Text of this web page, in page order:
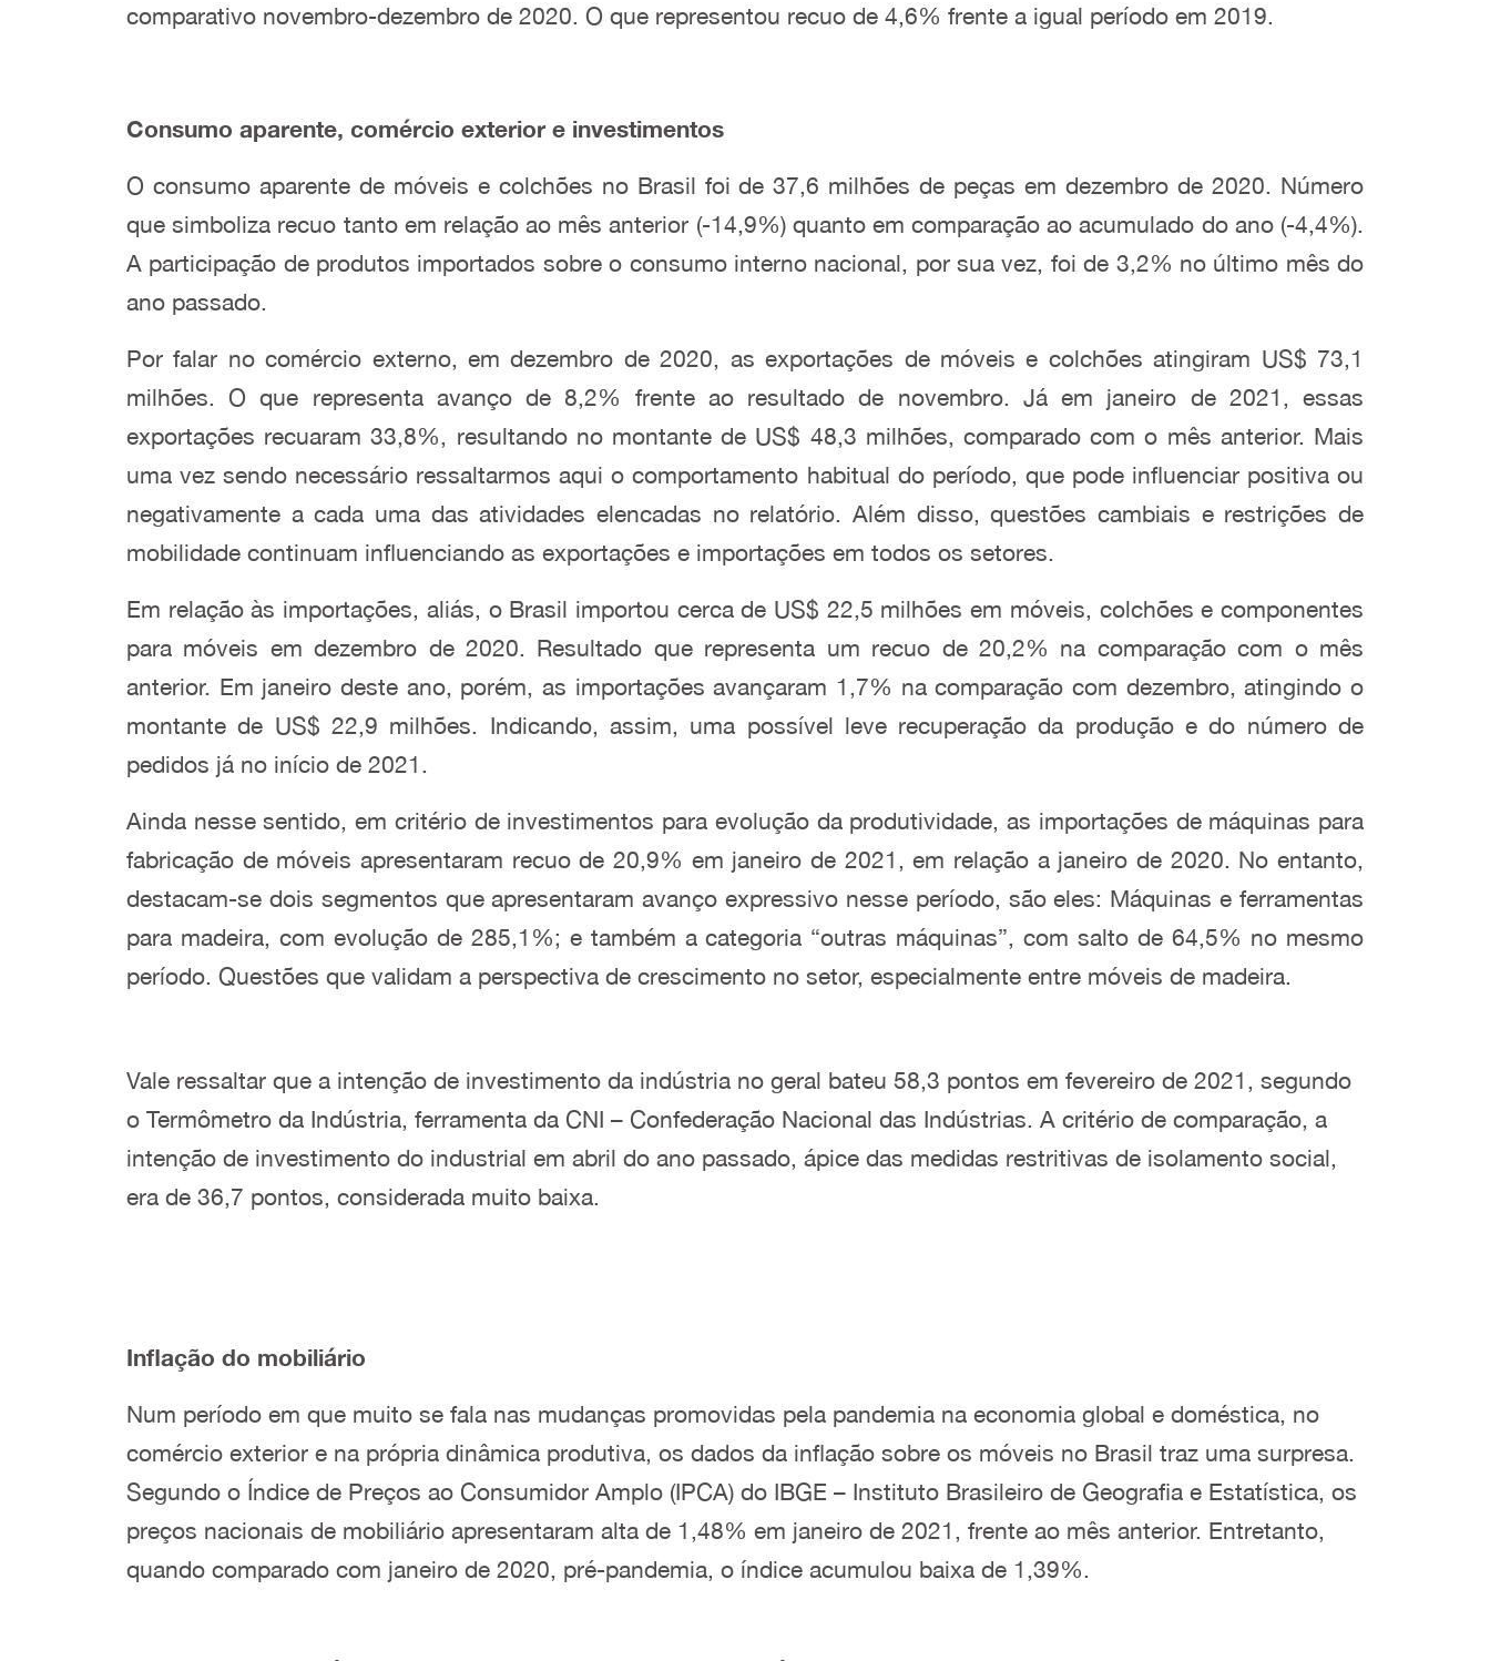
comparativo novembro-dezembro de 2020. O que representou recuo de 4,6% frente a igual período em 2019.
Consumo aparente, comércio exterior e investimentos
O consumo aparente de móveis e colchões no Brasil foi de 37,6 milhões de peças em dezembro de 2020. Número
que simboliza recuo tanto em relação ao mês anterior (-14,9%) quanto em comparação ao acumulado do ano (-4,4%).
A participação de produtos importados sobre o consumo interno nacional, por sua vez, foi de 3,2% no último mês do
ano passado.
Por falar no comércio externo, em dezembro de 2020, as exportações de móveis e colchões atingiram US$ 73,1
milhões. O que representa avanço de 8,2% frente ao resultado de novembro. Já em janeiro de 2021, essas
exportações recuaram 33,8%, resultando no montante de US$ 48,3 milhões, comparado com o mês anterior. Mais
uma vez sendo necessário ressaltarmos aqui o comportamento habitual do período, que pode influenciar positiva ou
negativamente a cada uma das atividades elencadas no relatório. Além disso, questões cambiais e restrições de
mobilidade continuam influenciando as exportações e importações em todos os setores.
Em relação às importações, aliás, o Brasil importou cerca de US$ 22,5 milhões em móveis, colchões e componentes
para móveis em dezembro de 2020. Resultado que representa um recuo de 20,2% na comparação com o mês
anterior. Em janeiro deste ano, porém, as importações avançaram 1,7% na comparação com dezembro, atingindo o
montante de US$ 22,9 milhões. Indicando, assim, uma possível leve recuperação da produção e do número de
pedidos já no início de 2021.
Ainda nesse sentido, em critério de investimentos para evolução da produtividade, as importações de máquinas para
fabricação de móveis apresentaram recuo de 20,9% em janeiro de 2021, em relação a janeiro de 2020. No entanto,
destacam-se dois segmentos que apresentaram avanço expressivo nesse período, são eles: Máquinas e ferramentas
para madeira, com evolução de 285,1%; e também a categoria “outras máquinas”, com salto de 64,5% no mesmo
período. Questões que validam a perspectiva de crescimento no setor, especialmente entre móveis de madeira.
Vale ressaltar que a intenção de investimento da indústria no geral bateu 58,3 pontos em fevereiro de 2021, segundo
o Termômetro da Indústria, ferramenta da CNI – Confederação Nacional das Indústrias. A critério de comparação, a
intenção de investimento do industrial em abril do ano passado, ápice das medidas restritivas de isolamento social,
era de 36,7 pontos, considerada muito baixa.
Inflação do mobiliário
Num período em que muito se fala nas mudanças promovidas pela pandemia na economia global e doméstica, no
comércio exterior e na própria dinâmica produtiva, os dados da inflação sobre os móveis no Brasil traz uma surpresa.
Segundo o Índice de Preços ao Consumidor Amplo (IPCA) do IBGE – Instituto Brasileiro de Geografia e Estatística, os
preços nacionais de mobiliário apresentaram alta de 1,48% em janeiro de 2021, frente ao mês anterior. Entretanto,
quando comparado com janeiro de 2020, pré-pandemia, o índice acumulou baixa de 1,39%.